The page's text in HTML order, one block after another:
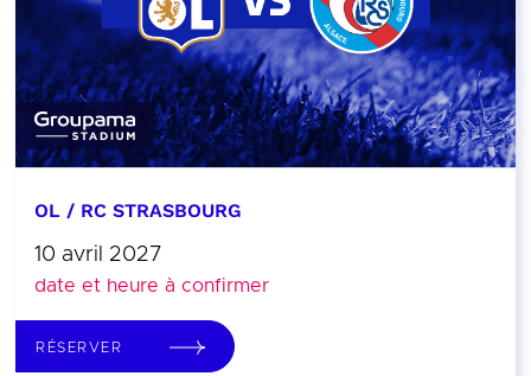
OL / RC STRASBOURG
10 avril 2027
date et heure à confirmer
RÉSERVER